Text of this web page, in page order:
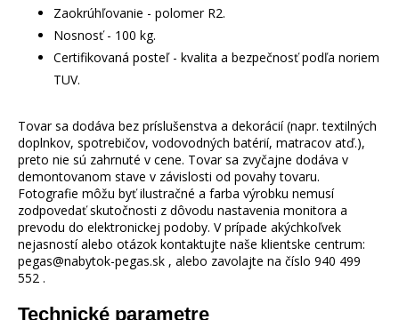
Zaokrúhľovanie - polomer R2.
Nosnosť - 100 kg.
Certifikovaná posteľ - kvalita a bezpečnosť podľa noriem
TUV.
Tovar sa dodáva bez príslušenstva a dekorácií (napr. textilných
doplnkov, spotrebičov, vodovodných batérií, matracov atď.),
preto nie sú zahrnuté v cene. Tovar sa zvyčajne dodáva v
demontovanom stave v závislosti od povahy tovaru.
Fotografie môžu byť ilustračné a farba výrobku nemusí
zodpovedať skutočnosti z dôvodu nastavenia monitora a
prevodu do elektronickej podoby. V prípade akýchkoľvek
nejasností alebo otázok kontaktujte naše klientske centrum:
pegas@nabytok-pegas.sk , alebo zavolajte na číslo 940 499
552 .
Technické parametre